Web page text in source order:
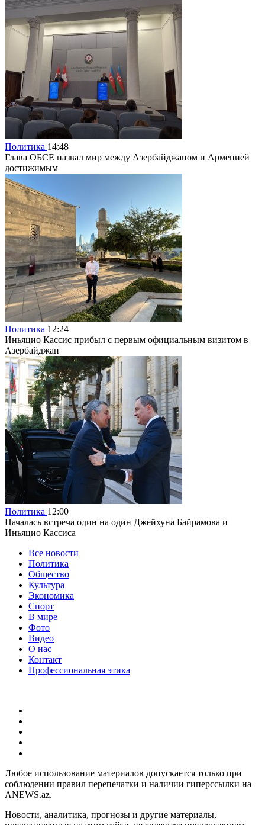
Политика 14:48
Глава ОБСЕ назвал мир между Азербайджаном и Арменией
достижимым
Политика 12:24
Иньяцио Кассис прибыл с первым официальным визитом в
Азербайджан
Политика 12:00
Началась встреча один на один Джейхуна Байрамова и
Иньяцио Кассиса
Все новости
Политика
Общество
Культура
Экономика
Спорт
В мире
Фото
Видео
О нас
Контакт
Профессиональная этика
Любое использование материалов допускается только при
соблюдении правил перепечатки и наличии гиперссылки на
ANEWS.az.
Новости, аналитика, прогнозы и другие материалы,